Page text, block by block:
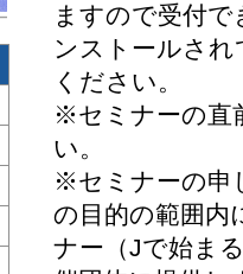
ますので受付
ンストールさ
ください。
※セミナーの直
い。
※セミナーの申
の目的の範囲内
ナー（Jで始ま